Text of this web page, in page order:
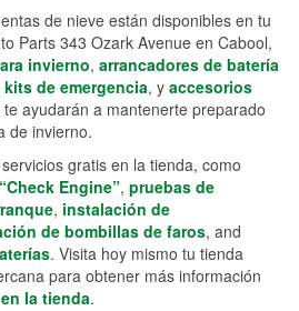
de nieve están disponibles en tu
Parts 343 Ozark Avenue en Cabool,
invierno, arrancadores de batería
kits de emergencia, y accesorios
te ayudarán a mantenerte preparado
de invierno.
gratis en la tienda, como
Engine”, pruebas de
, instalación de
de bombillas de faros, and
. Visita hoy mismo tu tienda
para obtener más información
la tienda.